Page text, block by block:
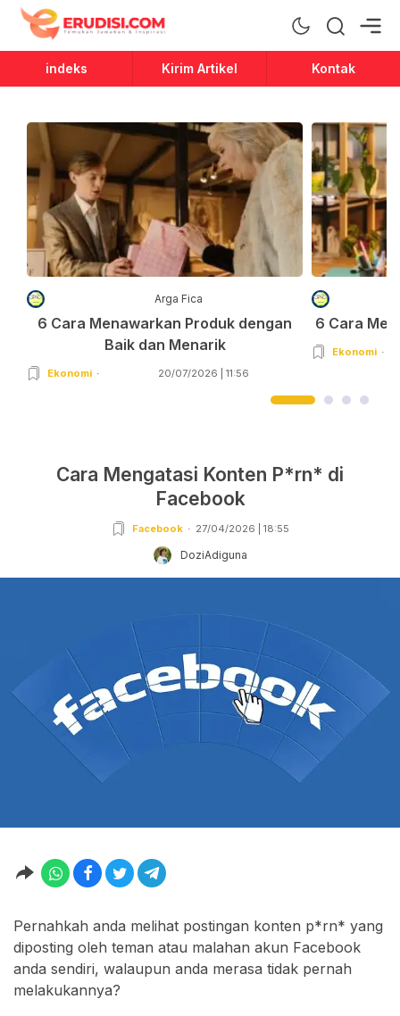
Erudisi
Temukan Jawaban dan Inspirasi
indeks Kirim Artikel Kontak
Arga Fica
6 Cara Menawarkan Produk dengan
Baik dan Menarik
Ekonomi 20/07/2026 | 11:56
6 Cara
Ekonomi
Cara Mengatasi Konten P*rn* di
Facebook
Facebook 27/04/2026 | 18:55
DoziAdiguna
Pernahkah anda melihat postingan konten p*rn* yang
diposting oleh teman atau malahan akun Facebook
anda sendiri, walaupun anda merasa tidak pernah
melakukannya?